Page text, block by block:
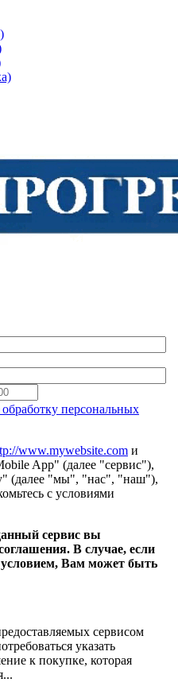
персональных
www.mywebsite.com и
App" (далее "сервис"),
(далее "мы", "нас", "наш"),
с условиями
сервис вы
В случае, если
Вам может быть
сервисом
указать
к покупке, которая